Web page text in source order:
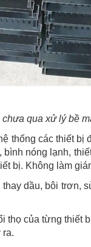
qua xử lý bề
thống các thiết bị
nóng lạnh,
bị. Không làm
dầu, bôi trơn,
thọ của từng thiết
ra.